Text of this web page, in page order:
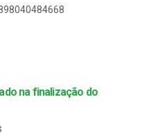
na finalização do